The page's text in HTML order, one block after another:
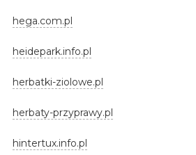
hega.com.pl
heidepark.info.pl
herbatki-ziolowe.pl
herbaty-przyprawy.pl
hintertux.info.pl